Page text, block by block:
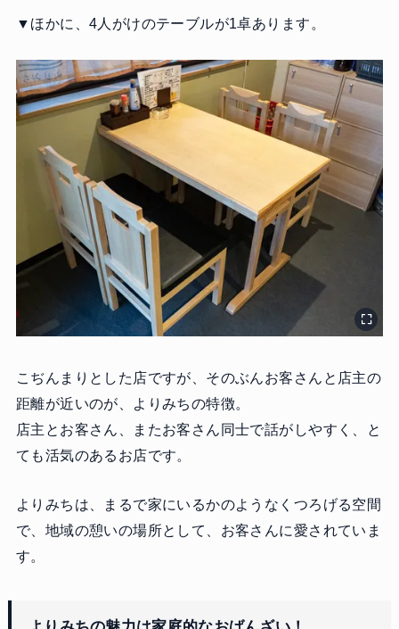
▼ほかに、4人がけのテーブルが1卓あります。
こぢんまりとした店ですが、そのぶんお客さんと店主の
距離が近いのが、よりみちの特徴。
店主とお客さん、またお客さん同士で話がしやすく、と
ても活気のあるお店です。
よりみちは、まるで家にいるかのようなくつろげる空間
で、地域の憩いの場所として、お客さんに愛されていま
す。